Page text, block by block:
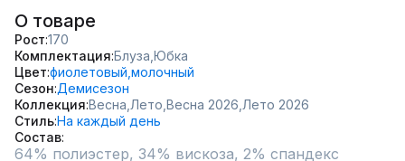
О товаре
Рост 170
Комплектация Блуза, Юбка
Цвет фиолетовый, молочный
Сезон Демисезон
Коллекция Весна, Лето, Весна 2026, Лето 2026
СтильНа каждый день
Состав